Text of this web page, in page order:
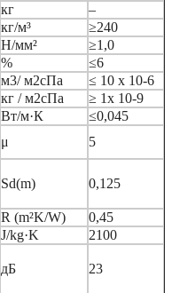
кг
–
кг/м³
≥240
Н/мм²
≥1,0
%
≤6
м3/ м2сПа
≤ 10 x 10-6
кг / м2сПа
≥ 1x 10-9
Вт/м·К
≤0,045
μ
5
Sd(m) 0,125
R (m²K/W)
0,45
J/kg·K
2100
дБ 23